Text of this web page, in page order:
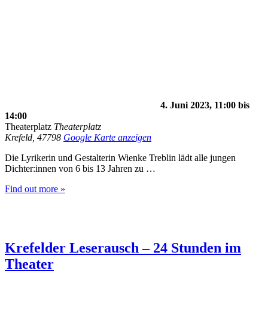
4. Juni 2023, 11:00 bis
14:00
Theaterplatz Theaterplatz
Krefeld 47798 Google Karte anzeigen
Die Lyrikerin und Gestalterin Wienke Treblin lädt alle jungen
Dichter:innen von 6 bis 13 Jahren zu …
Find out more »
Krefelder Leserausch – 24 Stunden im
Theater